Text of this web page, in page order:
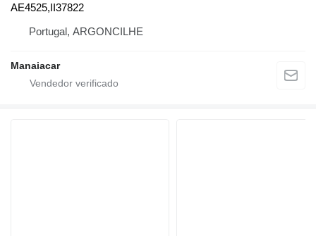
AE4525,II37822
Portugal, ARGONCILHE
Manaiacar